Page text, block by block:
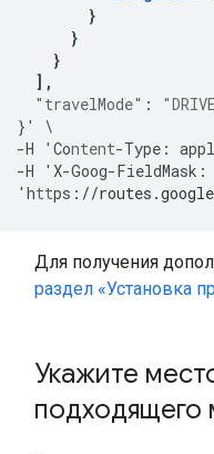
}
}
}
],
"travelMode" :
} '
\
-H 'Content-Type :
-H 'X-Goog-FieldMask :
'https : //
Для получения
раздел «Установка
Укажите
подходящего